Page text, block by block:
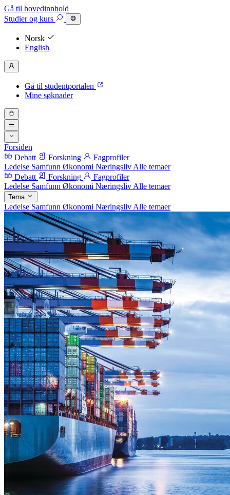
Gå til hovedinnhold
Studierog kurs
Norsk
English
Gå til studentportalen
Mine søknader
Forsiden
Debatt
Forskning
Fagprofiler
Ledelse Samfunn Økonomi Næringsliv Alle temaer
Debatt
Forskning
Fagprofiler
Ledelse Samfunn Økonomi Næringsliv Alle temaer
Tema
Ledelse Samfunn Økonomi Næringsliv Alle temaer